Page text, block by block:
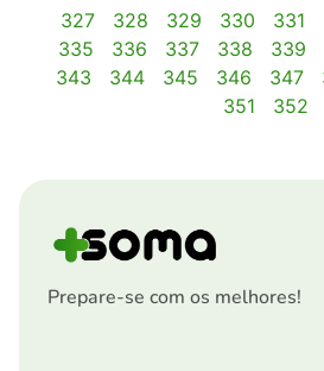
327
328 329 330 331
335
336 337 338 339
343
344 345 346 347
351
352
Prepare-se com os melhores!